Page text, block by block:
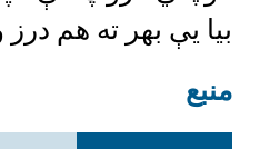
بیا یې بهر ته هم درز
منبع